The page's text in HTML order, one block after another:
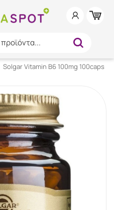
Solgar Vitamin B6 100mg 100caps